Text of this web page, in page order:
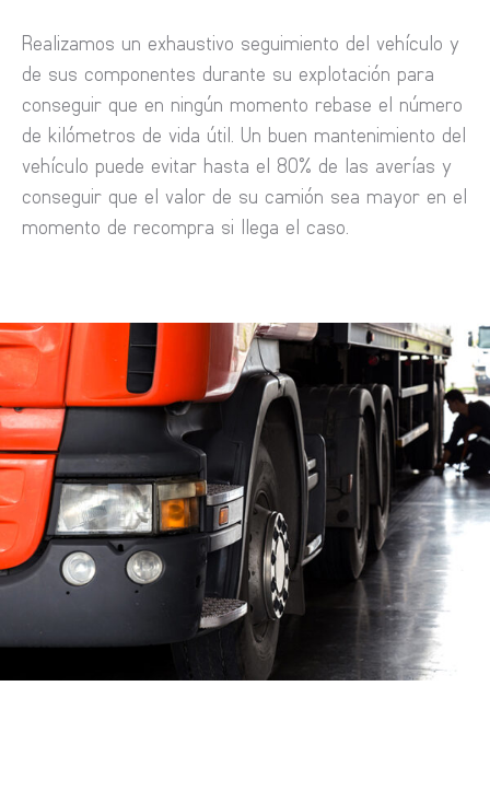
Realizamos un exhaustivo seguimiento del vehículo y
de sus componentes durante su explotación para
conseguir que en ningún momento rebase el número
de kilómetros de vida útil. Un buen mantenimiento del
vehículo puede evitar hasta el 80% de las averías y
conseguir que el valor de su camión sea mayor en el
momento de recompra si llega el caso.